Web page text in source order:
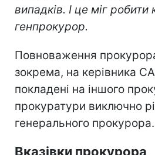
випадків. І це міг
генпрокурор.
Повноваження
зокрема, на керівника
покладені на іншого
прокуратури виключно
генерального прокурора.
Вказівки прокурора